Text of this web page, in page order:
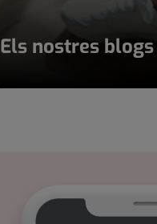
Els nostres blogs